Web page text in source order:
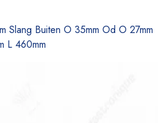
Slang Buiten O 35mm Od O 27mm
L 460mm